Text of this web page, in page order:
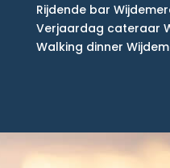
Rijdende bar
Verjaardag cateraar
Walking dinner